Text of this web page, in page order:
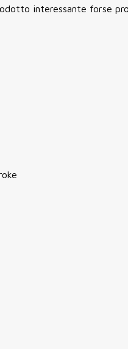
interessante forse